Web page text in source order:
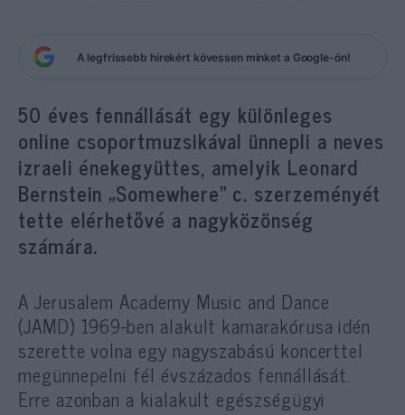
A legfrissebb hírekért kövessen minket a Google-ön!
50 éves fennállását egy különleges
online csoportmuzsikával ünnepli a neves
izraeli énekegyüttes, amelyik Leonard
Bernstein „Somewhere” c. szerzeményét
tette elérhetővé a nagyközönség
számára.
A Jerusalem Academy Music and Dance
(JAMD) 1969-ben alakult kamarakórusa idén
szerette volna egy nagyszabású koncerttel
megünnepelni fél évszázados fennállását.
Erre azonban a kialakult egészségügyi